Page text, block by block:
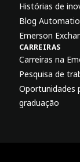
Histórias de
Blog
Emerson
CARREIRAS
Carreiras na
Pesquisa de
Oportunidades
graduação